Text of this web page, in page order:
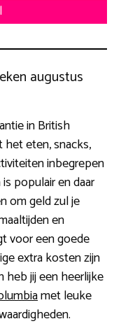
augustus
in British
eten, snacks,
inbegrepen
populair en daar
om geld zul je
en
voor een goede
extra kosten zijn
heb jij een heerlijke
met leuke